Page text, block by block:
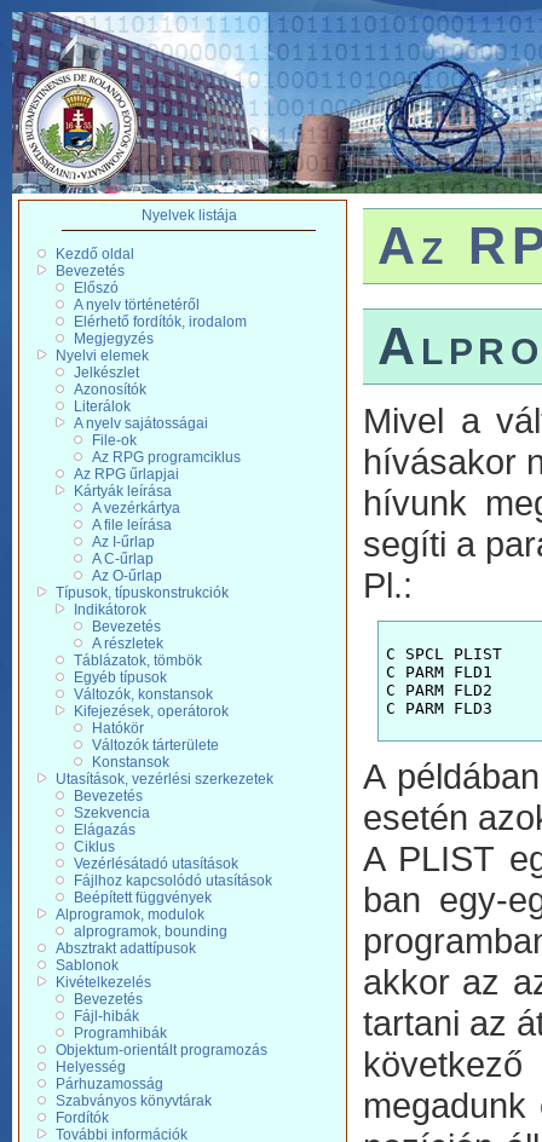
Nyelvek listája
Kezdő oldal
Bevezetés
Előszó
A nyelv történetéről
Elérhető fordítók, irodalom
Megjegyzés
Nyelvi elemek
Jelkészlet
Azonosítók
Literálok
A nyelv sajátosságai
File-ok
Az RPG programciklus
Az RPG űrlapjai
Kártyák leírása
A vezérkártya
A file leírása
Az I-űrlap
A C-űrlap
Az O-űrlap
Típusok, típuskonstrukciók
Indikátorok
Bevezetés
A részletek
Táblázatok, tömbök
Egyéb típusok
Változók, konstansok
Kifejezések, operátorok
Hatókör
Változók tárterülete
Konstansok
Utasítások, vezérlési szerkezetek
Bevezetés
Szekvencia
Elágazás
Ciklus
Vezérlésátadó utasítások
Fájlhoz kapcsolódó utasítások
Beépített függvények
Alprogramok, modulok
alprogramok, bounding
Absztrakt adattípusok
Sablonok
Kivételkezelés
Bevezetés
Fájl-hibák
Programhibák
Objektum-orientált programozás
Helyesség
Párhuzamosság
Szabványos könyvtárak
Fordítók
További információk
Az
Mivel a
hívásakor
hívunk
segíti a
Pl.:
C SPCL PLIST
C PARM FLD1
C PARM FLD2
A
esetén
A PLIST
ban egy-
akkor az
tartani az